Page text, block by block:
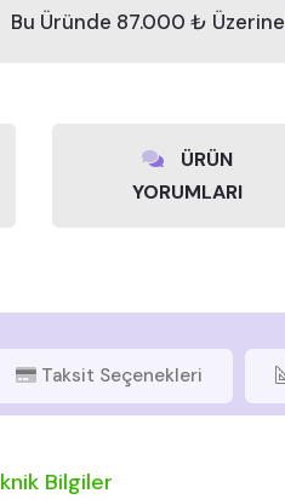
Bu Üründe 87.000 ₺ Üzerine
ÜRÜN
YORUMLARI
Taksit Seçenekleri
Bilgiler